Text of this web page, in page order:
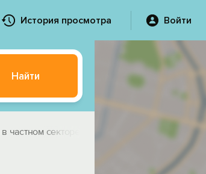
История просмотра Войти
Найти
частном секторе